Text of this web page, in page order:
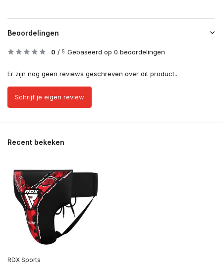
Beoordelingen
0 / 5 Gebaseerd op 0 beoordelingen
Er zijn nog geen reviews geschreven over dit product..
Schrijf je eigen review
Recent bekeken
RDX Sports